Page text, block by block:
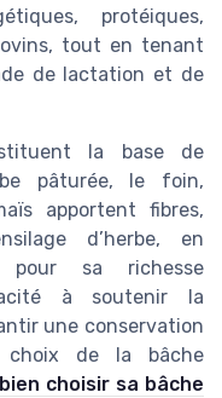
protéiques,
tout en tenant
de lactation et de
la base de
pâturée, le foin,
apportent fibres,
d’herbe, en
pour sa richesse
à soutenir la
une conservation
choix de la bâche
bien choisir sa bâche